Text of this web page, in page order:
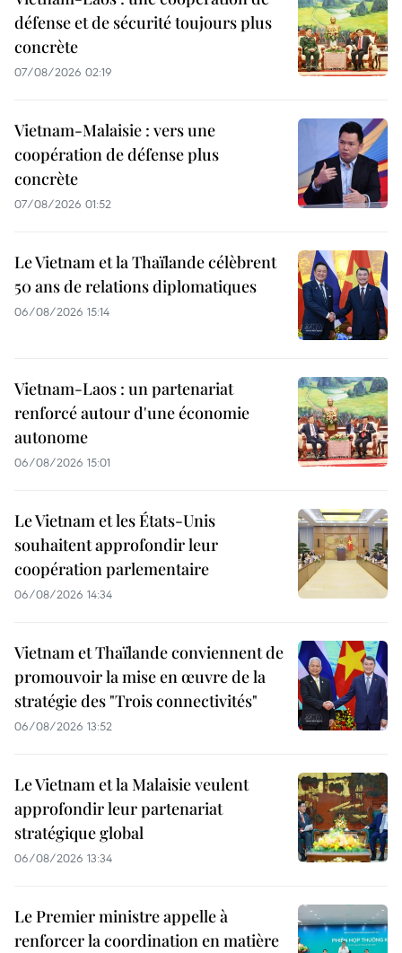
défense et de sécurité toujours plus
concrète
07/08/2026 02:19
Vietnam-Malaisie : vers une
coopération de défense plus
concrète
07/08/2026 01:52
Le Vietnam et la Thaïlande célèbrent
50 ans de relations diplomatiques
06/08/2026 15:14
Vietnam-Laos : un partenariat
renforcé autour d'une économie
autonome
06/08/2026 15:01
Le Vietnam et les États-Unis
souhaitent approfondir leur
coopération parlementaire
06/08/2026 14:34
Vietnam et Thaïlande conviennent de
promouvoir la mise en œuvre de la
stratégie des "Trois connectivités"
06/08/2026 13:52
Le Vietnam et la Malaisie veulent
approfondir leur partenariat
stratégique global
06/08/2026 13:34
Le Premier ministre appelle à
renforcer la coordination en matière